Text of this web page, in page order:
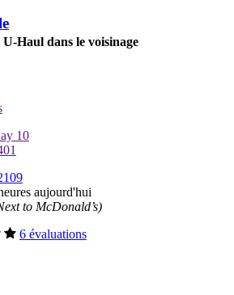
Haul dans le voisinage
10
aujourd'hui
to McDonald’s)
6 évaluations